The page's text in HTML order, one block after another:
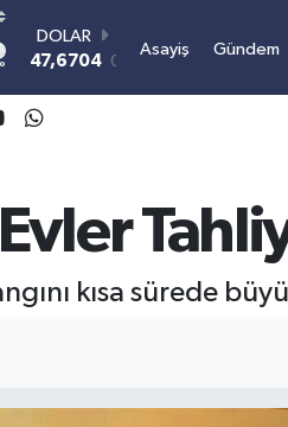
°
DOLAR
47,6704 0
55,0406
6510.40
0.45
BİST100
BITCOIN
3.061.660,64
Asayiş Gündem
kısa sürede